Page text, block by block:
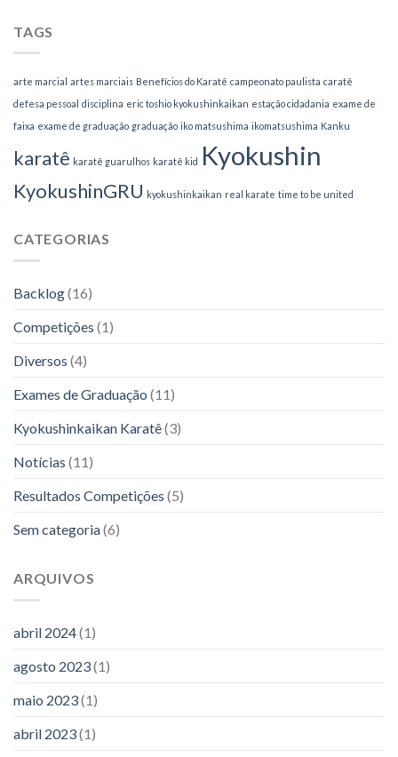
TAGS
arte marcial artes marciais Benefícios do Karatê campeonato paulista caratê
defesa pessoal disciplina eric toshio kyokushinkaikan estação cidadania exame de
faixa exame de graduação graduação iko matsushima ikomatsushima Kanku
karatê karatê guarulhos karatê kid Kyokushin
KyokushinGRU kyokushinkaikan real karate time to be united
CATEGORIAS
Backlog(16)
Competições (1)
Diversos (4)
Exames de Graduação (11)
Kyokushinkaikan Karatê(3)
Notícias (11)
Resultados Competições (5)
Sem categoria(6)
ARQUIVOS
abril 2024(1)
agosto 2023(1)
maio 2023(1)
abril 2023(1)